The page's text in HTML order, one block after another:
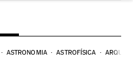
ASTRONOMIA ASTROFÍSICA